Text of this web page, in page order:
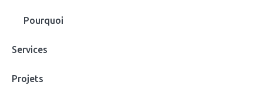
Pourquoi
Services
Projets